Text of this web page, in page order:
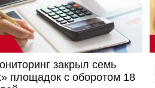
закрыл семь
площадок с оборотом 18